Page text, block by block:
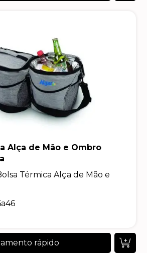
Alça de Mão e Ombro
Térmica Alça de Mão e
rápido